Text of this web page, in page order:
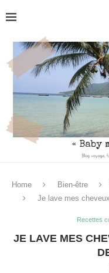
Home Bien-être
Je lave mes
Recettes
JE LAVE MES